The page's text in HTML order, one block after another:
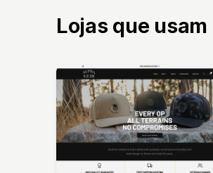
Lojas que